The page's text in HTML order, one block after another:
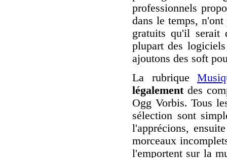
professionnels
dans le temps,
gratuits qu'il serait
plupart des
ajoutons des soft
La rubrique
légalementdes
Ogg Vorbis. Tous
sélection sont
l'apprécions,
morceaux
l'emportent sur la